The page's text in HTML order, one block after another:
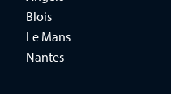
Blois
Le Mans
Nantes